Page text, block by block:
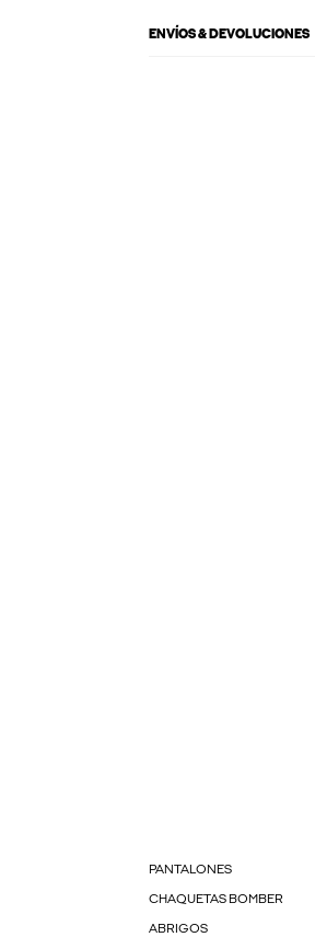
ENVÍOS & DEVOLUCIONES
PANTALONES
CHAQUETAS BOMBER
ABRIGOS